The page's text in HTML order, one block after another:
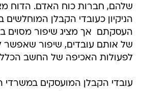
שלהם, חברות כוח האדם. הדוח
הניקיון כעובדי הקבלן המוחלשים
העסקתם  אך מציג שיפור מסוים
של אותם עובדים, שיפור שאפשר
לפעולות האכיפה של החשב
עובדי הקבלן המועסקים